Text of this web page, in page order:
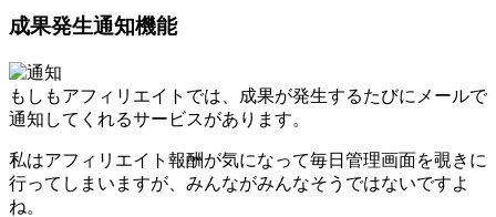
成果発生通知機能
もしもアフィリエイトでは、成果が発生するたびにメールで
通知してくれるサービスがあります。
私はアフィリエイト報酬が気になって毎日管理画面を覗きに
行ってしまいますが、みんながみんなそうではないですよ
ね。